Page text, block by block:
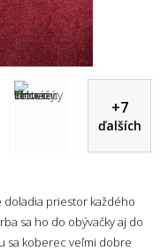
+7
ďalších
doladia priestor každého
sa ho do obývačky aj do
sa koberec veľmi dobre